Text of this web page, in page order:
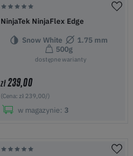
NinjaTek NinjaFlex Edge
Snow White
1.75 mm
500g
dostępne warianty
zł239,00
(Cena: zł 239,00/)
w magazynie: 3